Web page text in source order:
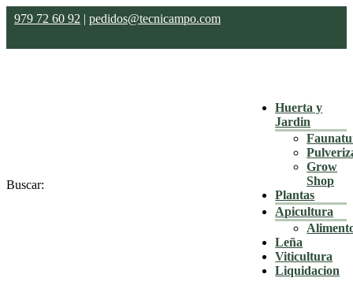
979 72 60 92 | pedidos@tecnicampo.com
Huerta y
Jardin
Grow
Shop
Plantas
Apicultura
Leña
Viticultura
Liquidacion
Buscar: